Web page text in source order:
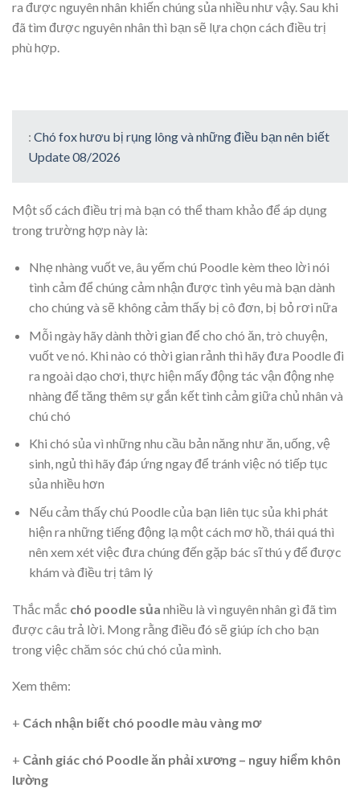
ra được nguyên nhân khiến chúng sủa nhiều như vậy. Sau khi
đã tìm được nguyên nhân thì bạn sẽ lựa chọn cách điều trị
phù hợp.
: Chó fox hươu bị rụng lông và những điều bạn nên biết
Update 08/2026
Một số cách điều trị mà bạn có thể tham khảo để áp dụng
trong trường hợp này là:
Nhẹ nhàng vuốt ve, âu yếm chú Poodle kèm theo lời nói
tình cảm để chúng cảm nhận được tình yêu mà bạn dành
cho chúng và sẽ không cảm thấy bị cô đơn, bị bỏ rơi nữa
Mỗi ngày hãy dành thời gian để cho chó ăn, trò chuyện,
vuốt ve nó. Khi nào có thời gian rảnh thì hãy đưa Poodle đi
ra ngoài dạo chơi, thực hiện mấy động tác vận động nhẹ
nhàng để tăng thêm sự gắn kết tình cảm giữa chủ nhân và
chú chó
Khi chó sủa vì những nhu cầu bản năng như ăn, uống, vệ
sinh, ngủ thì hãy đáp ứng ngay để tránh việc nó tiếp tục
sủa nhiều hơn
Nếu cảm thấy chú Poodle của bạn liên tục sủa khi phát
hiện ra những tiếng động lạ một cách mơ hồ, thái quá thì
nên xem xét việc đưa chúng đến gặp bác sĩ thú y để được
khám và điều trị tâm lý
Thắc mắc chó poodle sủa nhiều là vì nguyên nhân gì đã tìm
được câu trả lời. Mong rằng điều đó sẽ giúp ích cho bạn
trong việc chăm sóc chú chó của mình.
Xem thêm:
+ Cách nhận biết chó poodle màu vàng mơ
+ Cảnh giác chó Poodle ăn phải xương – nguy hiểm khôn
lường